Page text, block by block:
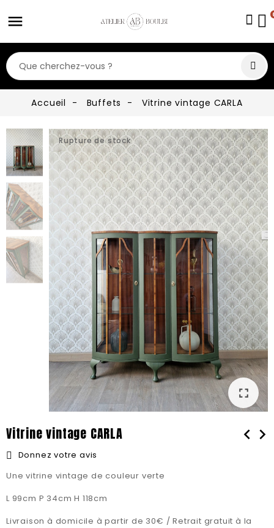
Accueil Buffets Vitrine vintage CARLA
Rupture de stock
fullscreen
fullscreen
Vitrine vintage CARLA chevron_left chevron_right
Donnez votre avis
Une vitrine vintage de couleur verte
L 99cm P 34cm H 118cm
Livraison à domicile à partir de 30€ / Retrait gratuit à la